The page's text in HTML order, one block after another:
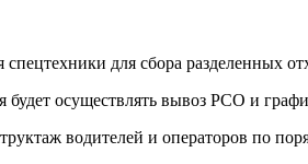
для сбора разделенных
будет осуществлять вывоз РСО и
водителей и операторов по